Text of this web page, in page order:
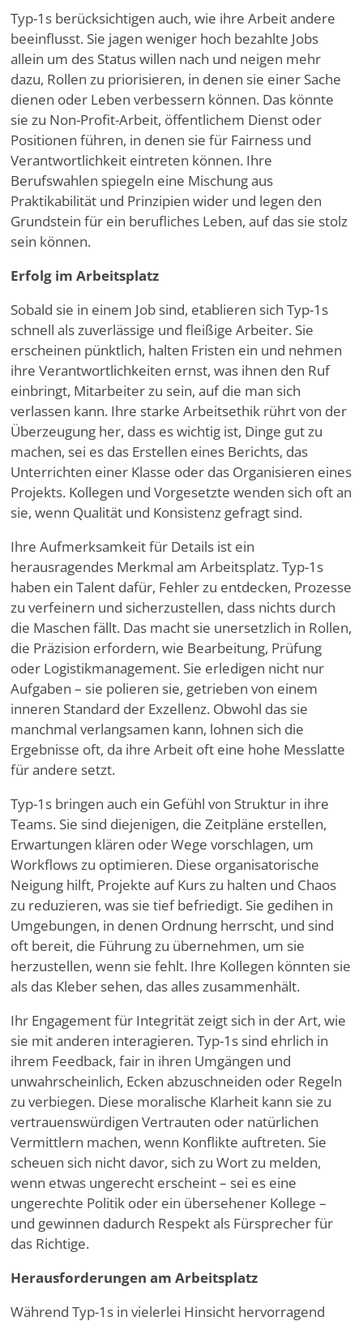
Typ-1s berücksichtigen auch, wie ihre Arbeit andere
beeinflusst. Sie jagen weniger hoch bezahlte Jobs
allein um des Status willen nach und neigen mehr
dazu, Rollen zu priorisieren, in denen sie einer Sache
dienen oder Leben verbessern können. Das könnte
sie zu Non-Profit-Arbeit, öffentlichem Dienst oder
Positionen führen, in denen sie für Fairness und
Verantwortlichkeit eintreten können. Ihre
Berufswahlen spiegeln eine Mischung aus
Praktikabilität und Prinzipien wider und legen den
Grundstein für ein berufliches Leben, auf das sie stolz
sein können.
Erfolg im Arbeitsplatz
Sobald sie in einem Job sind, etablieren sich Typ-1s
schnell als zuverlässige und fleißige Arbeiter. Sie
erscheinen pünktlich, halten Fristen ein und nehmen
ihre Verantwortlichkeiten ernst, was ihnen den Ruf
einbringt, Mitarbeiter zu sein, auf die man sich
verlassen kann. Ihre starke Arbeitsethik rührt von der
Überzeugung her, dass es wichtig ist, Dinge gut zu
machen, sei es das Erstellen eines Berichts, das
Unterrichten einer Klasse oder das Organisieren eines
Projekts. Kollegen und Vorgesetzte wenden sich oft an
sie, wenn Qualität und Konsistenz gefragt sind.
Ihre Aufmerksamkeit für Details ist ein
herausragendes Merkmal am Arbeitsplatz. Typ-1s
haben ein Talent dafür, Fehler zu entdecken, Prozesse
zu verfeinern und sicherzustellen, dass nichts durch
die Maschen fällt. Das macht sie unersetzlich in Rollen,
die Präzision erfordern, wie Bearbeitung, Prüfung
oder Logistikmanagement. Sie erledigen nicht nur
Aufgaben – sie polieren sie, getrieben von einem
inneren Standard der Exzellenz. Obwohl das sie
manchmal verlangsamen kann, lohnen sich die
Ergebnisse oft, da ihre Arbeit oft eine hohe Messlatte
für andere setzt.
Typ-1s bringen auch ein Gefühl von Struktur in ihre
Teams. Sie sind diejenigen, die Zeitpläne erstellen,
Erwartungen klären oder Wege vorschlagen, um
Workflows zu optimieren. Diese organisatorische
Neigung hilft, Projekte auf Kurs zu halten und Chaos
zu reduzieren, was sie tief befriedigt. Sie gedihen in
Umgebungen, in denen Ordnung herrscht, und sind
oft bereit, die Führung zu übernehmen, um sie
herzustellen, wenn sie fehlt. Ihre Kollegen könnten sie
als das Kleber sehen, das alles zusammenhält.
Ihr Engagement für Integrität zeigt sich in der Art, wie
sie mit anderen interagieren. Typ-1s sind ehrlich in
ihrem Feedback, fair in ihren Umgängen und
unwahrscheinlich, Ecken abzuschneiden oder Regeln
zu verbiegen. Diese moralische Klarheit kann sie zu
vertrauenswürdigen Vertrauten oder natürlichen
Vermittlern machen, wenn Konflikte auftreten. Sie
scheuen sich nicht davor, sich zu Wort zu melden,
wenn etwas ungerecht erscheint – sei es eine
ungerechte Politik oder ein übersehener Kollege –
und gewinnen dadurch Respekt als Fürsprecher für
das Richtige.
Herausforderungen am Arbeitsplatz
Während Typ-1s in vielerlei Hinsicht hervorragend